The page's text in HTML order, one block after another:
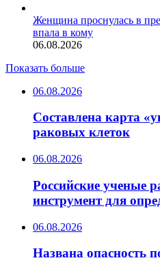
Женщина проснулась в
впала в кому
06.08.2026
Показать больше
06.08.2026
Составлена карта
раковых клеток
06.08.2026
Российские ученые
инструмент для
06.08.2026
Названа опасность